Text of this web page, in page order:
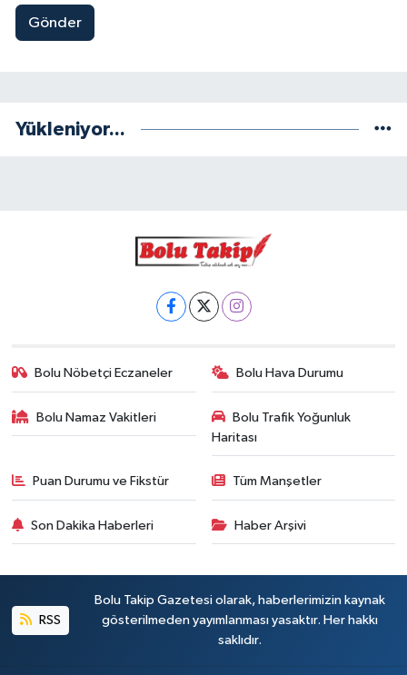
Gönder
Yükleniyor...
Bolu Nöbetçi Eczaneler Bolu Hava Durumu
Bolu Namaz Vakitleri
Bolu Trafik Yoğunluk
Haritası
Puan Durumu ve Fikstür Tüm Manşetler
Son Dakika Haberleri Haber Arşivi
RSS
Bolu Takip Gazetesi olarak, haberlerimizin kaynak
gösterilmeden yayımlanması yasaktır. Her hakkı
saklıdır.